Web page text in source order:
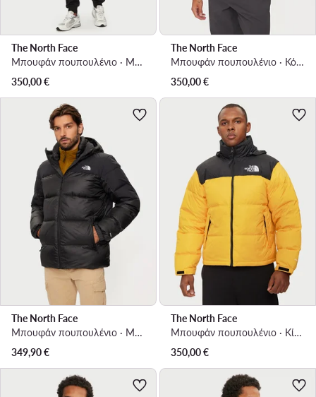
The North Face
Μπουφάν πουπουλένιο · Μπλε
350,00€
The North Face
Μπουφάν πουπουλένιο · Κόκκινο
350,00€
The North Face
Μπουφάν πουπουλένιο · Μαύρο
349,90€
The North Face
Μπουφάν πουπουλένιο · Κίτρινο
350,00€